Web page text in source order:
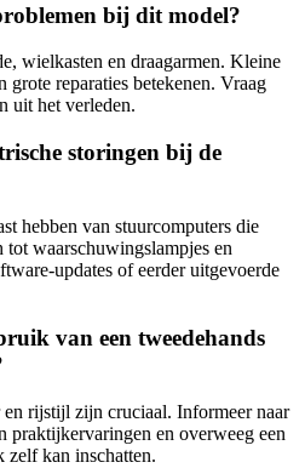
bij dit model?
wielkasten en draagarmen. Kleine
grote reparaties betekenen. Vraag
uit het verleden.
storingen bij de
hebben van stuurcomputers die
waarschuwingslampjes en
updates of eerder uitgevoerde
van een tweedehands
rijstijl zijn cruciaal. Informeer naar
praktijkervaringen en overweeg een
kan inschatten.